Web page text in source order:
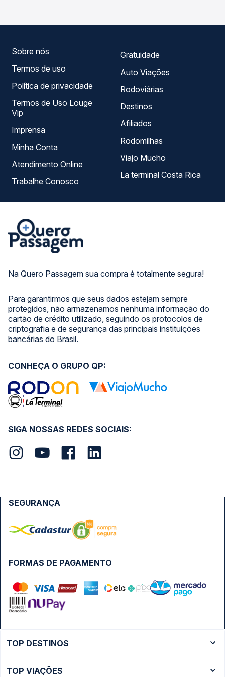
Na Quero Passagem sua compra é totalmente segura!
Para garantirmos que seus dados estejam sempre
protegidos, não armazenamos nenhuma informação do
cartão de crédito utilizado, seguindo os protocolos de
criptografia e de segurança das principais instituições
bancárias do Brasil.
Sobre nós
Termos de uso
Política de privacidade
Termos de Uso Louge
Vip
Imprensa
Minha Conta
Atendimento Online
Trabalhe Conosco
Gratuidade
Auto Viações
Rodoviárias
Destinos
Afiliados
Rodomilhas
Viajo Mucho
La terminal Costa Rica
SIGA NOSSAS REDES SOCIAIS:
CONHEÇA O GRUPO QP:
FORMAS DE PAGAMENTO
SEGURANÇA
TOP DESTINOS
TOP VIAÇÕES